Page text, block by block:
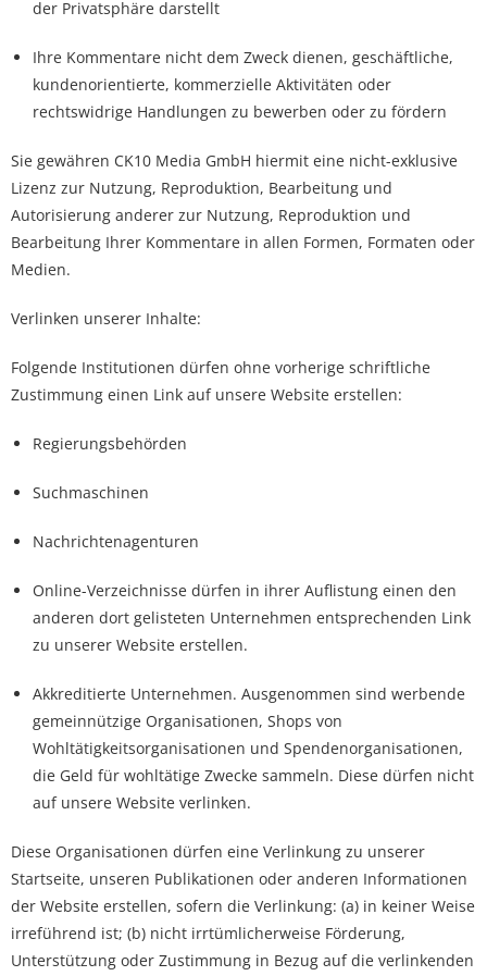
der Privatsphäre darstellt
Ihre Kommentare nicht dem Zweck dienen, geschäftliche,
kundenorientierte, kommerzielle Aktivitäten oder
rechtswidrige Handlungen zu bewerben oder zu fördern
Sie gewähren CK10 Media GmbH hiermit eine nicht-exklusive
Lizenz zur Nutzung, Reproduktion, Bearbeitung und
Autorisierung anderer zur Nutzung, Reproduktion und
Bearbeitung Ihrer Kommentare in allen Formen, Formaten oder
Medien.
Verlinken unserer Inhalte:
Folgende Institutionen dürfen ohne vorherige schriftliche
Zustimmung einen Link auf unsere Website erstellen:
Regierungsbehörden
Suchmaschinen
Nachrichtenagenturen
Online-Verzeichnisse dürfen in ihrer Auflistung einen den
anderen dort gelisteten Unternehmen entsprechenden Link
zu unserer Website erstellen.
Akkreditierte Unternehmen. Ausgenommen sind werbende
gemeinnützige Organisationen, Shops von
Wohltätigkeitsorganisationen und Spendenorganisationen,
die Geld für wohltätige Zwecke sammeln. Diese dürfen nicht
auf unsere Website verlinken.
Diese Organisationen dürfen eine Verlinkung zu unserer
Startseite, unseren Publikationen oder anderen Informationen
der Website erstellen, sofern die Verlinkung: (a) in keiner Weise
irreführend ist; (b) nicht irrtümlicherweise Förderung,
Unterstützung oder Zustimmung in Bezug auf die verlinkenden